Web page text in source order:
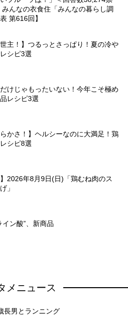
みんなの衣食住「みんなの暮らし調
第616回】
世主！】つるっとさっぱり！夏の冷や
シピ3選
けじゃもったいない！今年こそ極め
レシピ3選
らかさ！】ヘルシーなのに大満足！鶏
シピ8選
】2026年8月9日(日)「鶏むね肉のス
」
イン酸”、新商品
メニュース
長男とランニング